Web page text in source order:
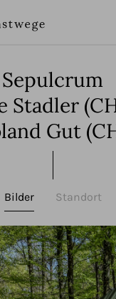
Sepulcrum
Stadler
Gut
Bilder Standort